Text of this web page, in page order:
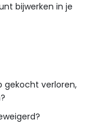
bijwerken in je
gekocht verloren,